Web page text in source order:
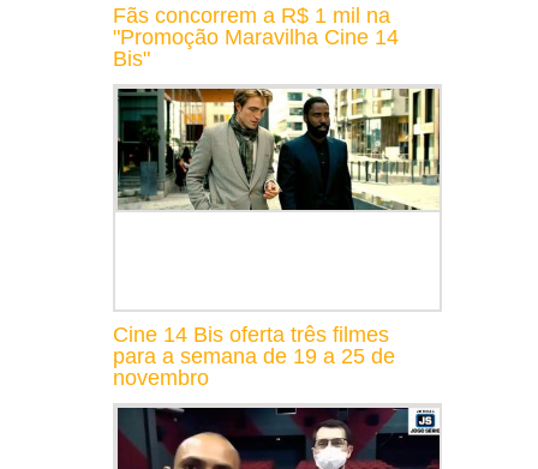
Fãs concorrem a R$ 1 mil na
"Promoção Maravilha Cine 14
Bis"
Cine 14 Bis oferta três filmes
para a semana de 19 a 25 de
novembro